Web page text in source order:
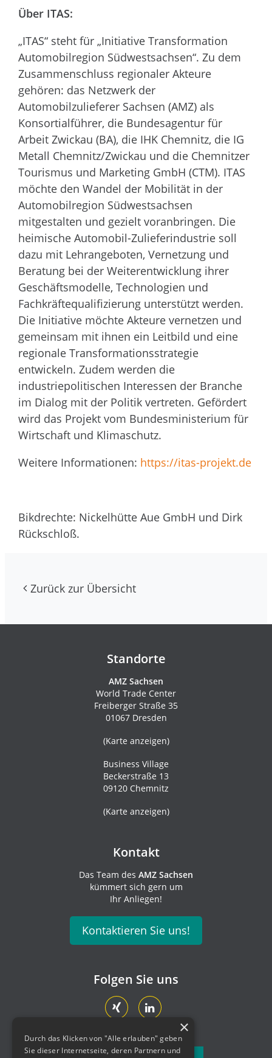
Über ITAS:
„ITAS“ steht für „Initiative Transformation
Automobilregion Südwestsachsen“. Zu dem
Zusammenschluss regionaler Akteure
gehören: das Netzwerk der
Automobilzulieferer Sachsen (AMZ) als
Konsortialführer, die Bundesagentur für
Arbeit Zwickau (BA), die IHK Chemnitz, die IG
Metall Chemnitz/Zwickau und die Chemnitzer
Tourismus und Marketing GmbH (CTM). ITAS
möchte den Wandel der Mobilität in der
Automobilregion Südwestsachsen
mitgestalten und gezielt voranbringen. Die
heimische Automobil-Zulieferindustrie soll
dazu mit Lehrangeboten, Vernetzung und
Beratung bei der Weiterentwicklung ihrer
Geschäftsmodelle, Technologien und
Fachkräftequalifizierung unterstützt werden.
Die Initiative möchte Akteure vernetzen und
gemeinsam mit ihnen ein Leitbild und eine
regionale Transformationsstrategie
entwickeln. Zudem werden die
industriepolitischen Interessen der Branche
im Dialog mit der Politik vertreten. Gefördert
wird das Projekt vom Bundesministerium für
Wirtschaft und Klimaschutz.
Weitere Informationen: https://itas-projekt.de
Bikdrechte: Nickelhütte Aue GmbH und Dirk
Rückschloß.
Zurück zur Übersicht
Standorte
AMZ Sachsen
World Trade Center
Freiberger Straße 35
01067 Dresden
(Karte anzeigen)
Business Village
Beckerstraße 13
09120 Chemnitz
(Karte anzeigen)
Kontakt
Das Team des AMZ Sachsen
kümmert sich gern um
Ihr Anliegen!
Kontaktieren Sie uns!
Folgen Sie uns
×
Durch das Klicken von "Alle erlauben" geben
Sie dieser Internetseite, deren Partnern und